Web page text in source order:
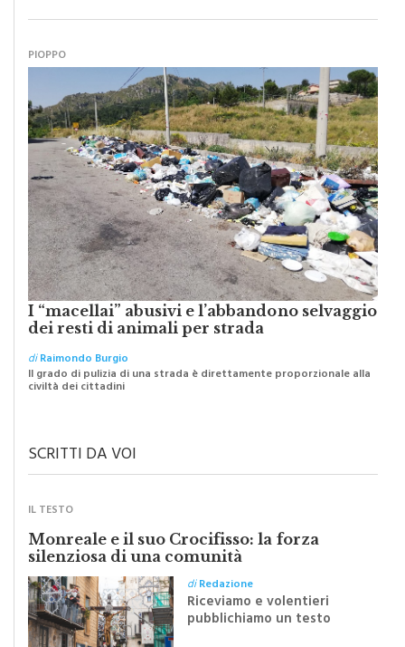
PIOPPO
I “macellai” abusivi e l’abbandono selvaggio
dei resti di animali per strada
diRaimondo Burgio
Il grado di pulizia di una strada è direttamente proporzionale alla
civiltà dei cittadini
SCRITTI DA VOI
IL TESTO
Monreale e il suo Crocifisso: la forza
silenziosa di una comunità
diRedazione
Riceviamo e volentieri
pubblichiamo un testo